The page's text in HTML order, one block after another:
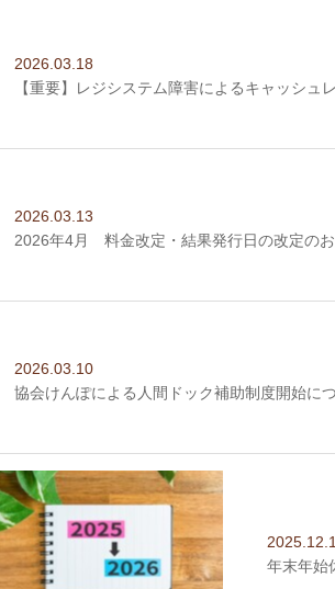
2026.03.18
【重要】レジシステム障害によるキャッシュ
2026.03.13
2026年4月 料金改定・結果発行日の改定の
2026.03.10
協会けんぽによる人間ドック補助制度開始に
年末年始